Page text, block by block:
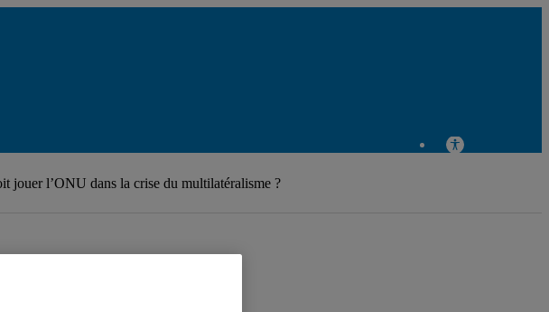
jouer l’ONU dans la crise du multilatéralisme ?